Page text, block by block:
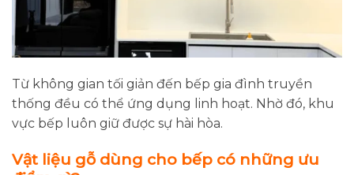
Từ không gian tối giản đến bếp gia đình truyền
thống đều có thể ứng dụng linh hoạt. Nhờ đó, khu
vực bếp luôn giữ được sự hài hòa.
Vật liệu gỗ dùng cho bếp có những ưu